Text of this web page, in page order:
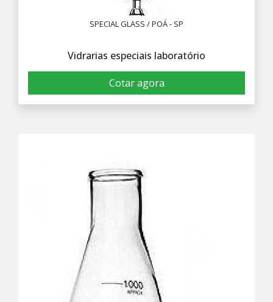
SPECIAL GLASS / POÁ - SP
Vidrarias especiais laboratório
Cotar agora